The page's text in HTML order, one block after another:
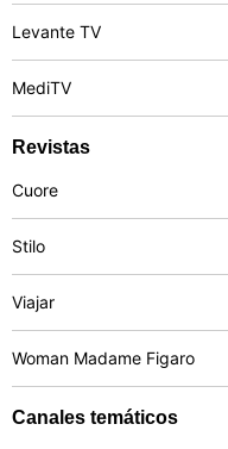
Levante TV
MediTV
Revistas
Cuore
Stilo
Viajar
Woman Madame Figaro
Canales temáticos